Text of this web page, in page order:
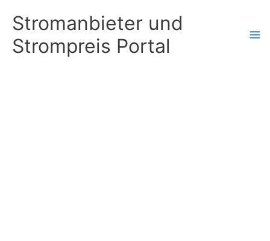
Inhalt
springen
Stromanbieter und
Strompreis Portal